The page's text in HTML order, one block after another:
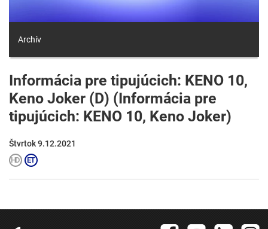
Archív
Informácia pre tipujúcich: KENO 10,
Keno Joker (D) (Informácia pre
tipujúcich: KENO 10, Keno Joker)
Štvrtok 9.12.2021